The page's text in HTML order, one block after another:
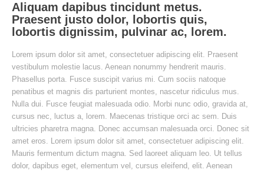
Aliquam dapibus tincidunt metus.
Praesent justo dolor, lobortis quis,
lobortis dignissim, pulvinar ac, lorem.
Lorem ipsum dolor sit amet, consectetuer adipiscing elit. Praesent
vestibulum molestie lacus. Aenean nonummy hendrerit mauris.
Phasellus porta. Fusce suscipit varius mi. Cum sociis natoque
penatibus et magnis dis parturient montes, nascetur ridiculus mus.
Nulla dui. Fusce feugiat malesuada odio. Morbi nunc odio, gravida at,
cursus nec, luctus a, lorem. Maecenas tristique orci ac sem. Duis
ultricies pharetra magna. Donec accumsan malesuada orci. Donec sit
amet eros. Lorem ipsum dolor sit amet, consectetuer adipiscing elit.
Mauris fermentum dictum magna. Sed laoreet aliquam leo. Ut tellus
dolor, dapibus eget, elementum vel, cursus eleifend, elit. Aenean